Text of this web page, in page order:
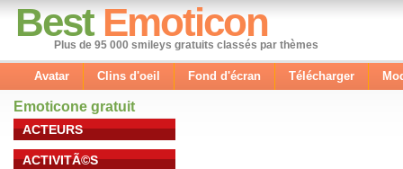
Best Emoticon
Plus de 95 000 smileys gratuits classés par thèmes
Avatar Clins d'oeil Fond d'écran Télécharger
Emoticone gratuit
ACTEURS
ACTIVITÃ©S